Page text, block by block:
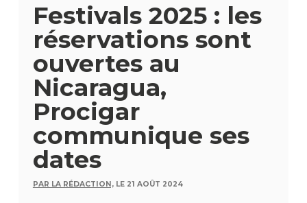
Festivals 2025 : les
réservations sont
ouvertes au
Nicaragua,
Procigar
communique ses
dates
PAR LA RÉDACTION, LE 21 AOÛT 2024